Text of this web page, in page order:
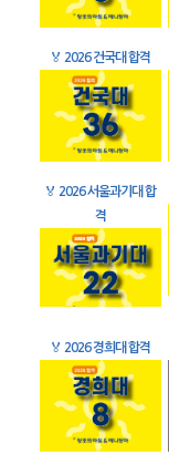
🏅 2026 건국대 합격
🏅 2026 서울과기대 합
격
🏅 2026 경희대 합격